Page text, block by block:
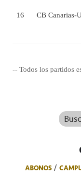
16 CB Canarias-
-- Todos los partidos
ABONOS